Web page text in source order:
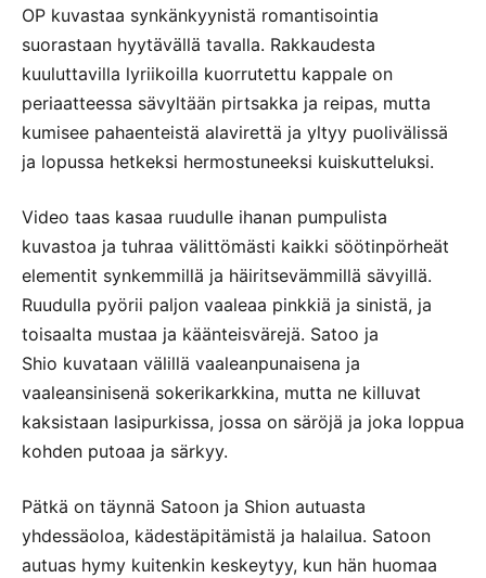
OP kuvastaa synkänkyynistä romantisointia
suorastaan hyytävällä tavalla. Rakkaudesta
kuuluttavilla lyriikoilla kuorrutettu kappale on
periaatteessa sävyltään pirtsakka ja reipas, mutta
kumisee pahaenteistä alavirettä ja yltyy puolivälissä
ja lopussa hetkeksi hermostuneeksi kuiskutteluksi.
Video taas kasaa ruudulle ihanan pumpulista
kuvastoa ja tuhraa välittömästi kaikki söötinpörheät
elementit synkemmillä ja häiritsevämmillä sävyillä.
Ruudulla pyörii paljon vaaleaa pinkkiä ja sinistä, ja
toisaalta mustaa ja käänteisvärejä. Satoo ja
Shio kuvataan välillä vaaleanpunaisena ja
vaaleansinisenä sokerikarkkina, mutta ne killuvat
kaksistaan lasipurkissa, jossa on säröjä ja joka loppua
kohden putoaa ja särkyy.
Pätkä on täynnä Satoon ja Shion autuasta
yhdessäoloa, kädestäpitämistä ja halailua. Satoon
autuas hymy kuitenkin keskeytyy, kun hän huomaa